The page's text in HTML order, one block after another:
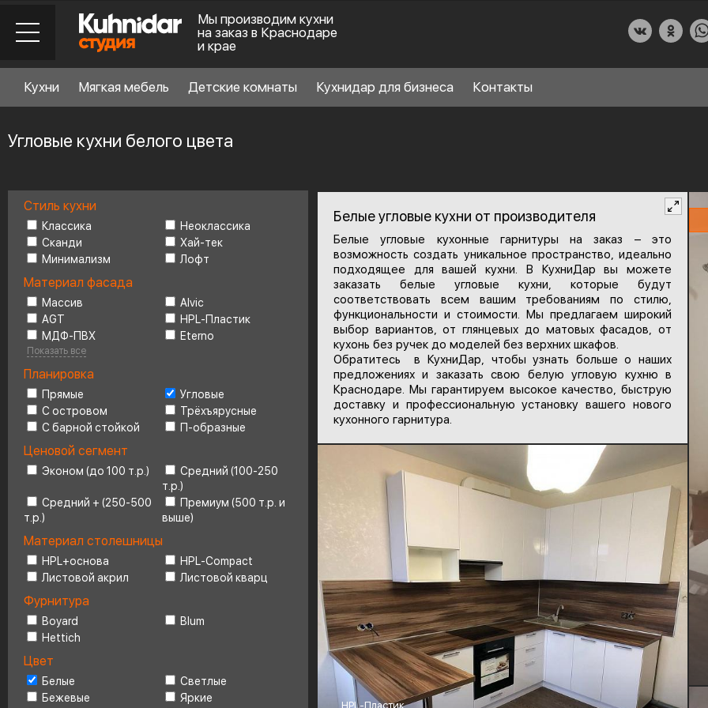
Мы производим кухни
на заказ в Краснодаре
и крае
Стиль кухни
Материал фасада 8
Планировка
Ценовой сегмент 4
СПРАВОЧНЫЙ РАЗДЕЛ
ПАРТНЕРЫ
Кухни Мягкая мебель Детские комнаты Кухнидар для бизнеса Контакты
Угловые кухни белого цвета
Стиль кухни
Классика
Неоклассика
Сканди
Хай-тек
Минимализм
Лофт
Материал фасада
Массив
Alvic
AGT
HPL-Пластик
МДФ-ПВХ
Eterno
Показать все
Планировка
Прямые
Угловые
С островом
Трёхъярусные
С барной стойкой
П-образные
Ценовой сегмент
Эконом (до 100 т.р.)
Средний (100-250
т.р.)
Средний + (250-500
т.р.)
Премиум (500 т.р. и
выше)
Материал столешницы
HPL+основа
HPL-Compact
Листовой акрил
Листовой кварц
Фурнитура
Boyard
Blum
Hettich
Цвет
Белые
Светлые
Бежевые
Яркие
Белые угловые кухни от производителя
Белые угловые кухонные гарнитуры на заказ – это
возможность создать уникальное пространство, идеально
подходящее для вашей кухни. В КухниДар вы можете
заказать белые угловые кухни, которые будут
соответствовать всем вашим требованиям по стилю,
функциональности и стоимости. Мы предлагаем широкий
выбор вариантов, от глянцевых до матовых фасадов, от
кухонь без ручек до моделей без верхних шкафов.
Обратитесь в КухниДар, чтобы узнать больше о наших
предложениях и заказать свою белую угловую кухню в
Краснодаре. Мы гарантируем высокое качество, быструю
доставку и профессиональную установку вашего нового
кухонного гарнитура.
HPL-Пластик